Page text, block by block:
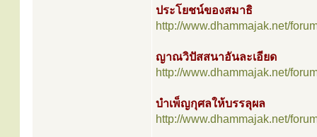
ประโยชน์ของสมาธิ
http://www.dhammajak.net/
ญาณวิปัสสนาอันละเอียด
http://www.dhammajak.net/
บำเพ็ญกุศลให้บรรลุผล
http://www.dhammajak.net/